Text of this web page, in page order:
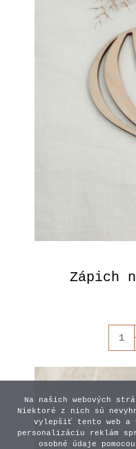
Zápich
Na našich webových
Niektoré z nich sú
vylepšiť tento web a
personalizáciu reklám
osobné údaje